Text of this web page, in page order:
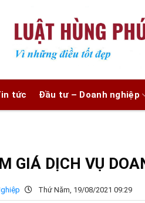
tức Đầu tư – Doanh nghiệp
GIÁ DỊCH VỤ
Thứ Năm, 19/08/2021 09:29